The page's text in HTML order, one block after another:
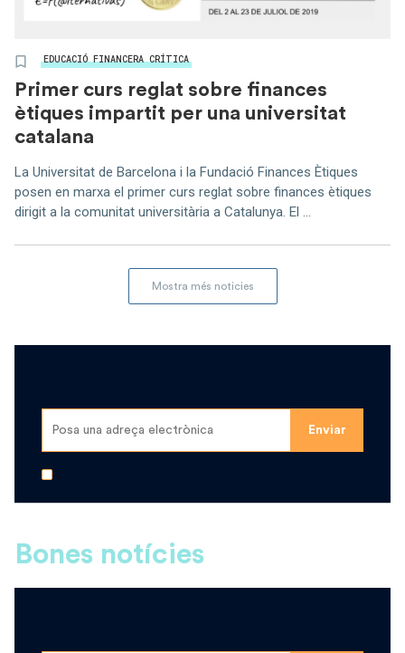
EDUCACIÓ FINANCERA CRÍTICA
Primer curs reglat sobre finances
ètiques impartit per una universitat
catalana
La Universitat de Barcelona i la Fundació Finances Ètiques
posen en marxa el primer curs reglat sobre finances ètiques
dirigit a la comunitat universitària a Catalunya. El ...
Mostra més noticies
Bones notícies